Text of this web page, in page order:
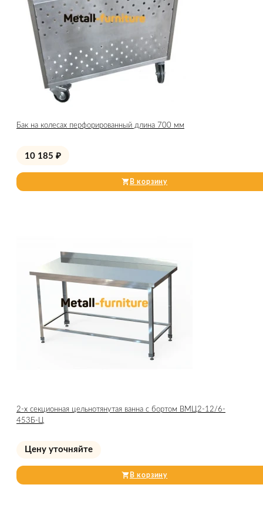
Бак на колесах перфорированный длина 700 мм
10 185 ₽
В корзину
2-х секционная цельнотянутая ванна с бортом ВМЦ2-12/6-
453Б-Ц
Цену уточняйте
В корзину